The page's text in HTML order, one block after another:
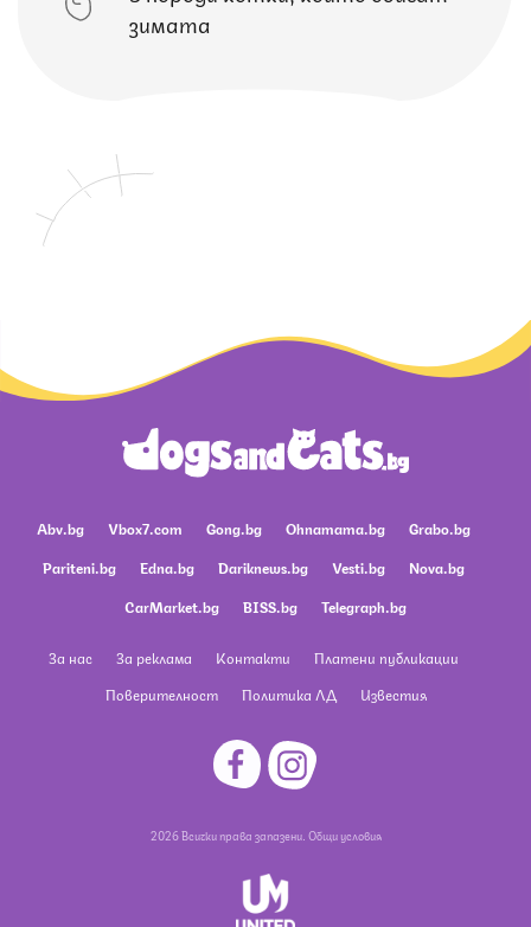
зимата
Abv.bg Vbox7.com Gong.bg Ohnamama.bg
Grabo.bg
Pariteni.bg
Edna.bg Dariknews.bg Vesti.bg
Nova.bg
CarMarket.bg
BISS.bg Telegraph.bg
За нас За реклама Контакти
Платени публикации
Поверителност
Политика ЛД Известия
2026 Всички права запазени. Общи условия